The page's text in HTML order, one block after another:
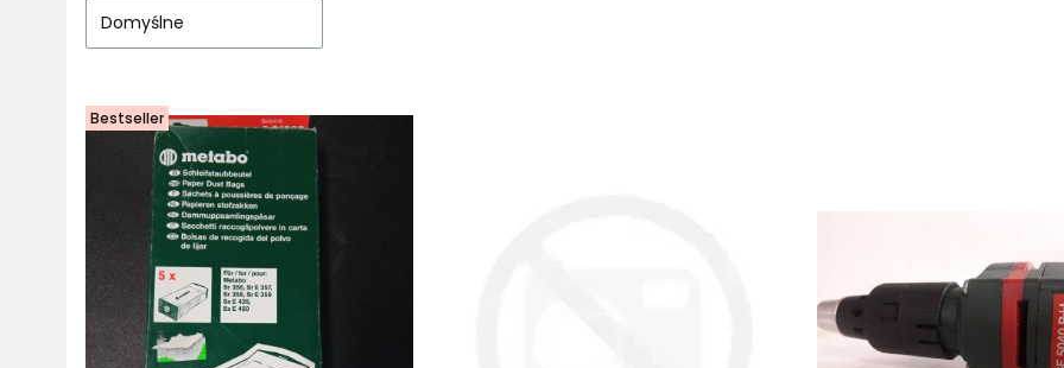
Domyślne
Bestseller